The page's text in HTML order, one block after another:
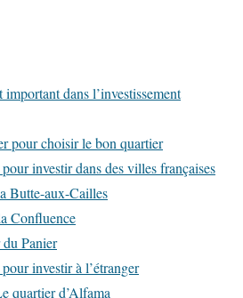
dans l’investissement
pour choisir le bon quartier
investir dans des villes françaises
Butte-aux-Cailles
Confluence
Panier
investir à l’étranger
quartier d’Alfama